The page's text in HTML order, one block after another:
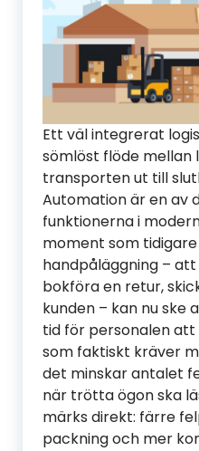
Ett väl integrerat
sömlöst flöde mellan
transporten ut till
Automation är en av
funktionerna i
moment som
handpåläggning –
bokföra en retur,
kunden – kan nu ske
tid för personalen
som faktiskt kräver
det minskar antalet
när trötta ögon ska
märks direkt: färre
packning och mer